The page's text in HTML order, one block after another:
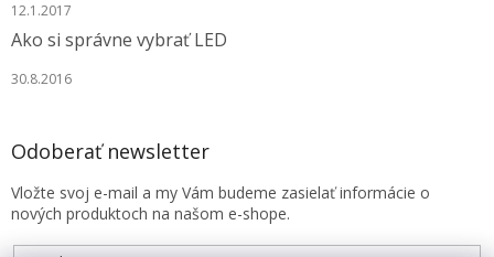
12.1.2017
Ako si správne vybrať LED
30.8.2016
Odoberať newsletter
Vložte svoj e-mail a my Vám budeme zasielať informácie o
nových produktoch na našom e-shope.